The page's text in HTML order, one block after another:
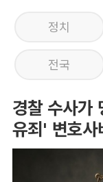
정치
전국
경찰 수사가
유죄' 변호사